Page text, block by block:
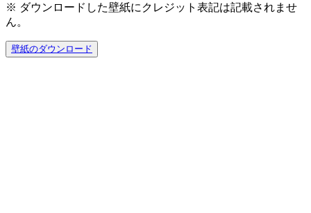
※ ダウンロードした壁紙に クレジット表記は記載されませ
ん。
壁紙のダウンロード